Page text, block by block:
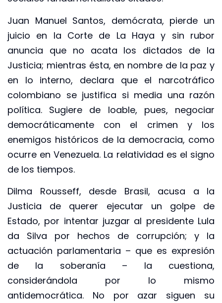
Juan Manuel Santos, demócrata, pierde un
juicio en la Corte de La Haya y sin rubor
anuncia que no acata los dictados de la
Justicia; mientras ésta, en nombre de la paz y
en lo interno, declara que el narcotráfico
colombiano se justifica si media una razón
política. Sugiere de loable, pues, negociar
democráticamente con el crimen y los
enemigos históricos de la democracia, como
ocurre en Venezuela. La relatividad es el signo
de los tiempos.
Dilma Rousseff, desde Brasil, acusa a la
Justicia de querer ejecutar un golpe de
Estado, por intentar juzgar al presidente Lula
da Silva por hechos de corrupción; y la
actuación parlamentaria – que es expresión
de la soberanía – la cuestiona,
considerándola por lo mismo
antidemocrática. No por azar siguen su